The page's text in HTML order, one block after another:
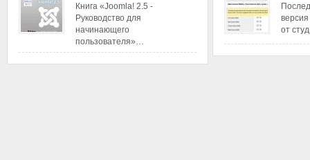
Книга «Joomla! 2.5 -
Руководство для
начинающего
пользователя»…
от